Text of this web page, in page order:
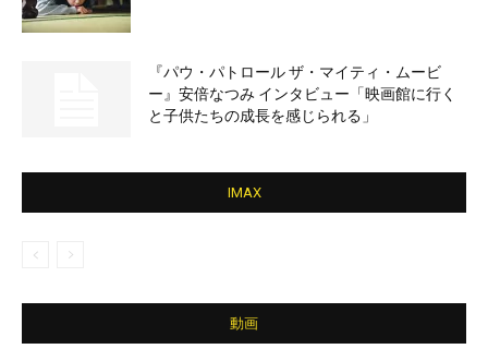
『パウ・パトロール ザ・マイティ・ムービ
ー』安倍なつみ インタビュー「映画館に行く
と子供たちの成長を感じられる」
IMAX
動画